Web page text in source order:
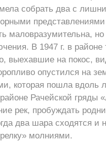
собрать два с
представлениями
маловразумительна,
В 1947 г. в
выехавшие на покос,
опустился на
которая пошла вдоль
Рачейской гряды
рек, пробуждать
два шара сходятся и
молниями.